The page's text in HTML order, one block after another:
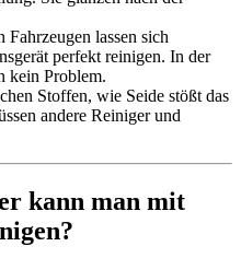
Fahrzeugen lassen sich
perfekt reinigen. In der
kein Problem.
Stoffen, wie Seide stößt das
andere Reiniger und
kann man mit